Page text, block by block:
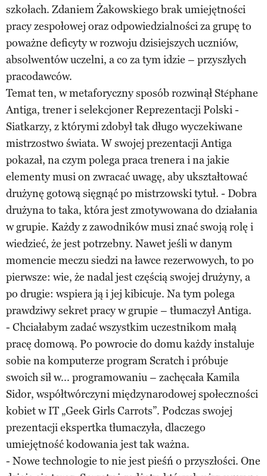
szkołach. Zdaniem Żakowskiego brak umiejętności
pracy zespołowej oraz odpowiedzialności za grupę to
poważne deficyty w rozwoju dzisiejszych uczniów,
absolwentów uczelni, a co za tym idzie – przyszłych
pracodawców.
Temat ten, w metaforyczny sposób rozwinął Stéphane
Antiga, trener i selekcjoner Reprezentacji Polski -
Siatkarzy, z którymi zdobył tak długo wyczekiwane
mistrzostwo świata. W swojej prezentacji Antiga
pokazał, na czym polega praca trenera i na jakie
elementy musi on zwracać uwagę, aby ukształtować
drużynę gotową sięgnąć po mistrzowski tytuł. - Dobra
drużyna to taka, która jest zmotywowana do działania
w grupie. Każdy z zawodników musi znać swoją rolę i
wiedzieć, że jest potrzebny. Nawet jeśli w danym
momencie meczu siedzi na ławce rezerwowych, to po
pierwsze: wie, że nadal jest częścią swojej drużyny, a
po drugie: wspiera ją i jej kibicuje. Na tym polega
prawdziwy sekret pracy w grupie – tłumaczył Antiga.
- Chciałabym zadać wszystkim uczestnikom małą
pracę domową. Po powrocie do domu każdy instaluje
sobie na komputerze program Scratch i próbuje
swoich sił w... programowaniu – zachęcała Kamila
Sidor, współtwórczyni międzynarodowej społeczności
kobiet w IT „Geek Girls Carrots”. Podczas swojej
prezentacji ekspertka tłumaczyła, dlaczego
umiejętność kodowania jest tak ważna.
- Nowe technologie to nie jest pieśń o przyszłości. One